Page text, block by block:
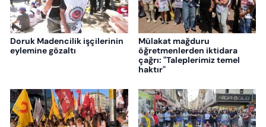
Doruk Madencilik işçilerinin
eylemine gözaltı
Mülakat mağduru
öğretmenlerden iktidara
çağrı: "Taleplerimiz temel
haktır"